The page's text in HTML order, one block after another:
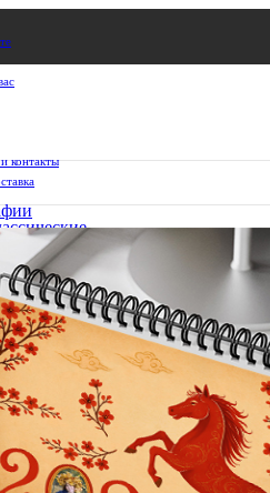
контакты
10х10
10х15
13х18
15х15
15х20
20х20
30х30
30х40
А4